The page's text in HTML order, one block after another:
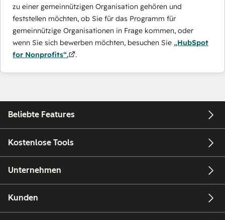
zu einer gemeinnützigen Organisation gehören und
feststellen möchten, ob Sie für das Programm für
gemeinnützige Organisationen in Frage kommen, oder
wenn Sie sich bewerben möchten, besuchen Sie „HubSpot
for Nonprofits“.
.
Beliebte Features
Kostenlose Tools
Unternehmen
Kunden